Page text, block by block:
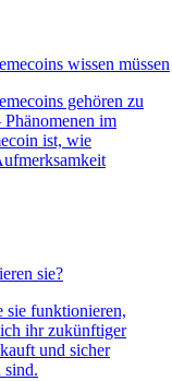
wissen müssen
gehören zu
Phänomenen im
ist, wie
sie?
sie funktionieren,
ihr zukünftiger
und sicher
sind.